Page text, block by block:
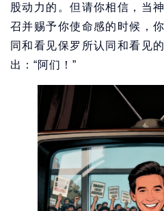
股动力的。但请你相信，当
召并赐予你使命感的时候，
同和看见保罗所认同和看见
出：“阿们！”